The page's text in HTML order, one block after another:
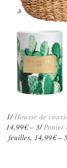
1/Housse de
14,99€ – 3/Panier
feuilles, 14,99€ –